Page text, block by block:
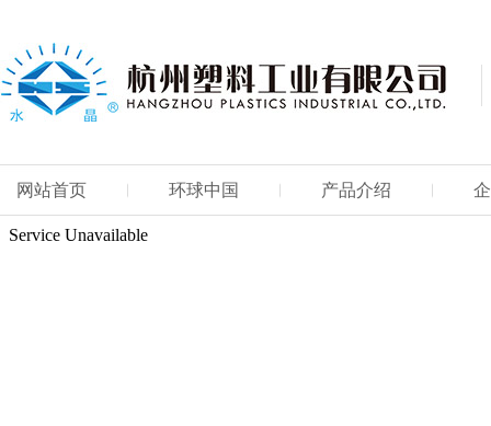
网站首页 环球中国 产品介绍